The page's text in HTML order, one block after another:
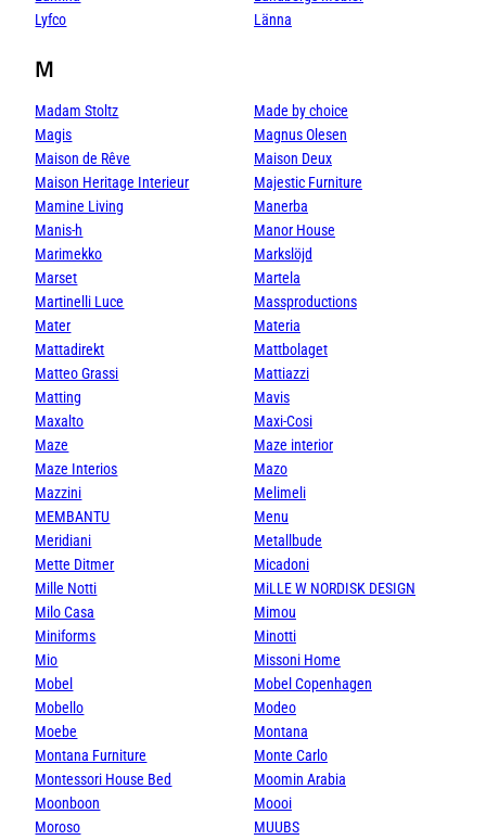
Lyfco
Länna
M
Madam Stoltz
Made by choice
Magis
Magnus Olesen
Maison de Rêve
Maison Deux
Maison Heritage Interieur
Majestic Furniture
Mamine Living
Manerba
Manis-h
Manor House
Marimekko
Markslöjd
Marset
Martela
Martinelli Luce
Massproductions
Mater
Materia
Mattadirekt
Mattbolaget
Matteo Grassi
Mattiazzi
Matting
Mavis
Maxalto
Maxi-Cosi
Maze
Maze interior
Maze Interios
Mazo
Mazzini
Melimeli
MEMBANTU
Menu
Meridiani
Metallbude
Mette Ditmer
Micadoni
Mille Notti
MiLLE W NORDISK DESIGN
Milo Casa
Mimou
Miniforms
Minotti
Mio
Missoni Home
Mobel
Mobel Copenhagen
Mobello
Modeo
Moebe
Montana
Montana Furniture
Monte Carlo
Montessori House Bed
Moomin Arabia
Moonboon
Moooi
Moroso
MUUBS